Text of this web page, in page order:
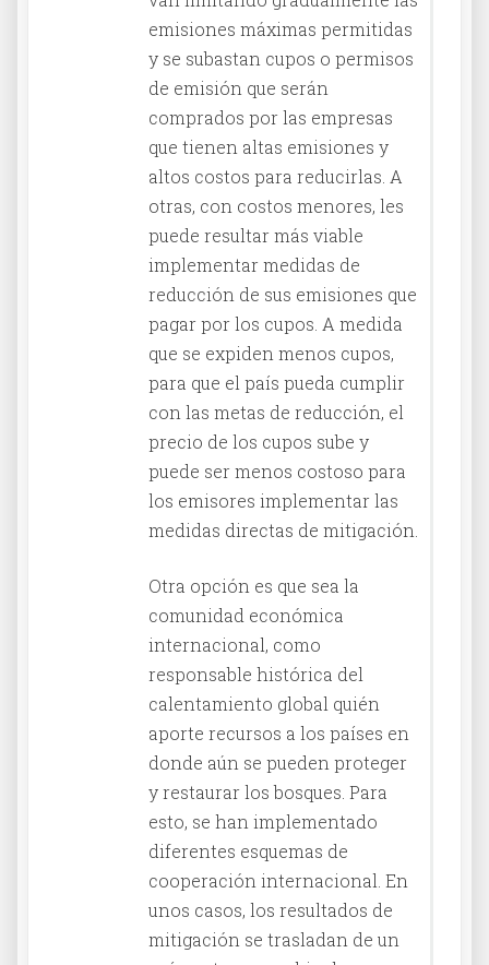
emisiones máximas permitidas
y se subastan cupos o permisos
de emisión que serán
comprados por las empresas
que tienen altas emisiones y
altos costos para reducirlas. A
otras, con costos menores, les
puede resultar más viable
implementar medidas de
reducción de sus emisiones que
pagar por los cupos. A medida
que se expiden menos cupos,
para que el país pueda cumplir
con las metas de reducción, el
precio de los cupos sube y
puede ser menos costoso para
los emisores implementar las
medidas directas de mitigación.
Otra opción es que sea la
comunidad económica
internacional, como
responsable histórica del
calentamiento global quién
aporte recursos a los países en
donde aún se pueden proteger
y restaurar los bosques. Para
esto, se han implementado
diferentes esquemas de
cooperación internacional. En
unos casos, los resultados de
mitigación se trasladan de un